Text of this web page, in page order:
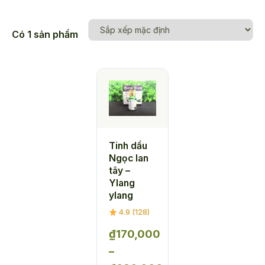
Có 1 sản phẩm
Tinh dầu
Ngọc lan
tây –
Ylang
ylang
4.9 (128)
₫170,000
–